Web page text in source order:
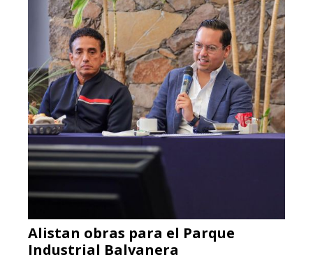
Alistan obras para el Parque
Industrial Balvanera